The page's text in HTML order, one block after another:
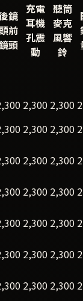
鏡
前
頭
充電
耳機
孔震
動
聽筒
麥克
風響
鈴
2,300 2,300
2,300 2,300
2,300 2,300
2,300 2,300
2,300 2,300
2,300 2,300
2,300 2,300